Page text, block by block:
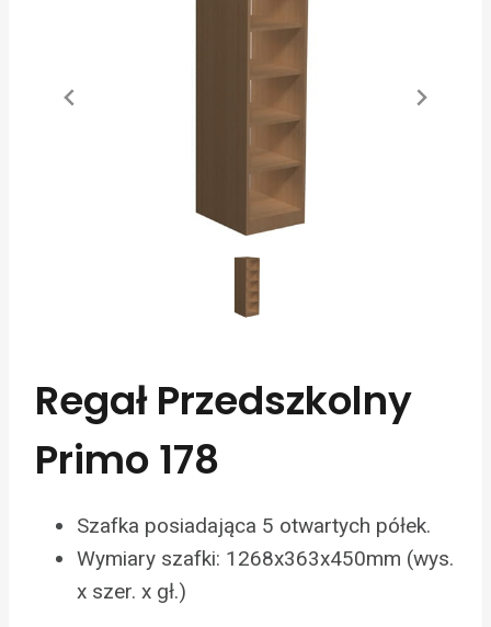
Regał Przedszkolny
Primo 178
Szafka posiadająca 5 otwartych półek.
Wymiary szafki: 1268x363x450mm (wys.
x szer. x gł.)